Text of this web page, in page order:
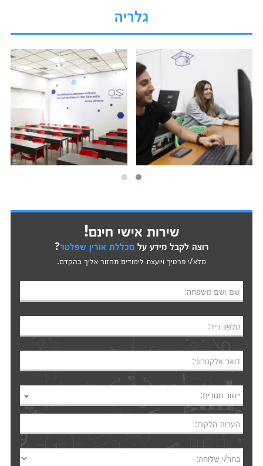
גלריה
שירות אישי חינם!
רוצה לקבל מידע עלמכללת אורין שפלטר?
מלא/י פרטיך ויועצת לימודים תחזור אליך בהקדם.
שם ושם משפחה:
טלפון נייד:
דואר אלקטרוני:
יישוב מגורים:
הערות הלקוח:
בחר/י שלוחה: